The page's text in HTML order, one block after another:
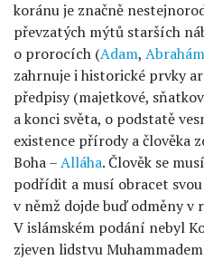
koránu je značně
převzatých mýtů starších
o prorocích (Adam, Abrahám
zahrnuje i historické prvky
předpisy (majetkové,
a konci světa, o podstatě
existence přírody a člověka
Boha –Alláha. Člověk se
podřídit a musí obracet
v němž dojde buď odměny v
V islámském podání nebyl
zjeven lidstvu